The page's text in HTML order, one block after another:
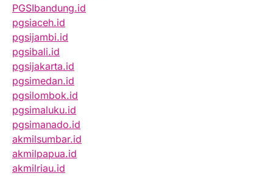
PGSIbandung.id
pgsiaceh.id
pgsijambi.id
pgsibali.id
pgsijakarta.id
pgsimedan.id
pgsilombok.id
pgsimaluku.id
pgsimanado.id
akmilsumbar.id
akmilpapua.id
akmilriau.id